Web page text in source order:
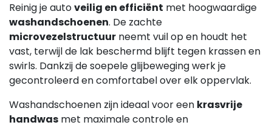
Reinig je autoveilig en efficiënt met hoogwaardige
washandschoenen. De zachte
microvezelstructuur neemt vuil op en houdt het
vast, terwijl de lak beschermd blijft tegen krassen en
swirls. Dankzij de soepele glijbeweging werk je
gecontroleerd en comfortabel over elk oppervlak.
Washandschoenen zijn ideaal voor een krasvrije
handwas met maximale controle en